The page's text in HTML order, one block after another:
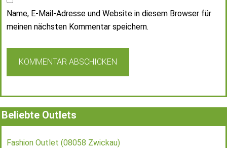
Name, E-Mail-Adresse und Website in diesem Browser für
meinen nächsten Kommentar speichern.
Beliebte Outlets
Fashion Outlet (08058 Zwickau)